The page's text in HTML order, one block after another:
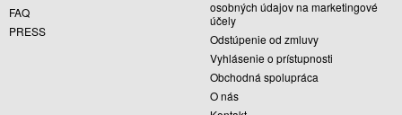
FAQ
PRESS
osobných údajov na marketingové
účely
Odstúpenie od zmluvy
Vyhlásenie o prístupnosti
Obchodná spolupráca
O nás